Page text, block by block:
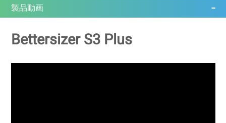
製品動画
Bettersizer S3 Plus